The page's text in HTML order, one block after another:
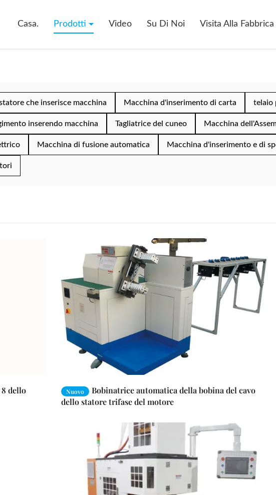
Casa. Prodotti Video Su Di Noi Visita Alla Fabbrica
che inserisce macchina Macchina d'inserimento di carta telaio
inserendo macchina Tagliatrice del cuneo Macchina
Macchina di fusione automatica Macchina d'inserimento e di
dello
Nuovo
Bobinatrice automatica della bobina del cavo
dello statore trifase del motore